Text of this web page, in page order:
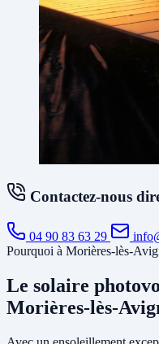
Contactez-nous
04 90 83 63 29
Pourquoi à Morières-lès-
Le solaire
Morières-lès-